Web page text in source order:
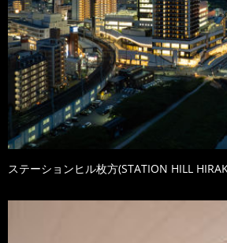
ステーションヒル枚方(STATION HILL